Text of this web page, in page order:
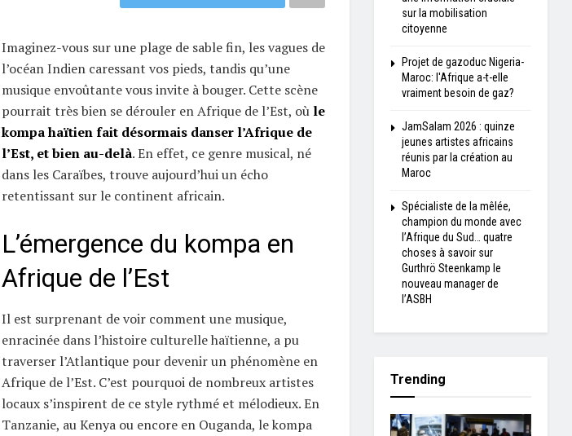
Imaginez-vous sur une plage de sable fin, les vagues de
l’océan Indien caressant vos pieds, tandis qu’une
musique envoûtante vous invite à bouger. Cette scène
pourrait très bien se dérouler en Afrique de l’Est, où le
kompa haïtien fait désormais danser l’Afrique de
l’Est, et bien au-delà. En effet, ce genre musical, né
dans les Caraïbes, trouve aujourd’hui un écho
retentissant sur le continent africain.
L’émergence du kompa en
Afrique de l’Est
Il est surprenant de voir comment une musique,
enracinée dans l’histoire culturelle haïtienne, a pu
traverser l’Atlantique pour devenir un phénomène en
Afrique de l’Est. C’est pourquoi de nombreux artistes
locaux s’inspirent de ce style rythmé et mélodieux. En
Tanzanie, au Kenya ou encore en Ouganda, le kompa
sur la mobilisation
citoyenne
Projet de gazoduc Nigeria-
Maroc: l'Afrique a-t-elle
vraiment besoin de gaz?
JamSalam 2026 : quinze
jeunes artistes africains
réunis par la création au
Maroc
Spécialiste de la mêlée,
champion du monde avec
l’Afrique du Sud… quatre
choses à savoir sur
Gurthrö Steenkamp le
nouveau manager de
l’ASBH
Trending